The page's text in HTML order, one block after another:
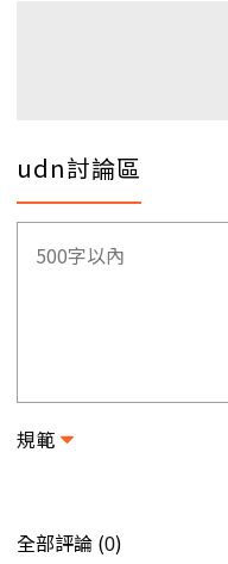
udn討論區
規範
全部評論 (0)